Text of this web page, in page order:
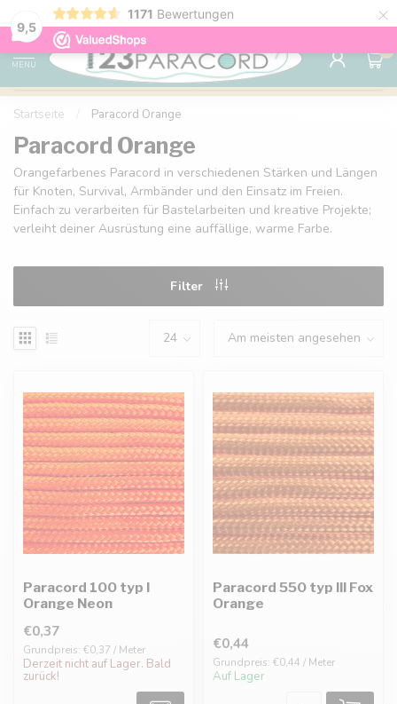
9,5
1171 Bewertungen ×
Kostenlose Lieferung nach Hause ab 150 €
MENU
0
Startseite Paracord Orange
Paracord Orange
Orangefarbenes Paracord in verschiedenen Stärken und Längen
für Knoten, Survival, Armbänder und den Einsatz im Freien.
Einfach zu verarbeiten für Bastelarbeiten und kreative Projekte;
verleiht deiner Ausrüstung eine auffällige, warme Farbe.
Filter
Paracord 100 typ I
Orange Neon
€0,37
Grundpreis: €0,37 / Meter
Derzeit nicht auf Lager. Bald
zurück!
Paracord 550 typ III Fox
Orange
€0,44
Grundpreis: €0,44 / Meter
Auf Lager